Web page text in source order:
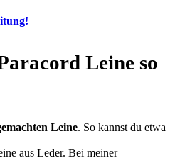
Leine so
Leine. So kannst du etwa
aus Leder. Bei meiner